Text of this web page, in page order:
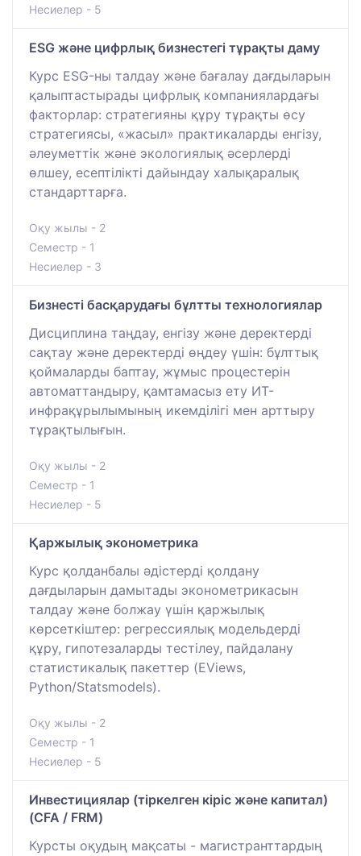
Несиелер - 5
ESG және цифрлық бизнестегі тұрақты даму
Курс ESG-ны талдау және бағалау дағдыларын
қалыптастырады цифрлық компаниялардағы
факторлар: стратегияны құру тұрақты өсу
стратегиясы, «жасыл» практикаларды енгізу,
әлеуметтік және экологиялық әсерлерді
өлшеу, есептілікті дайындау халықаралық
стандарттарға.
Оқу жылы - 2
Семестр - 1
Несиелер - 3
Бизнесті басқарудағы бұлтты технологиялар
Дисциплина таңдау, енгізу және деректерді
сақтау және деректерді өңдеу үшін: бұлттық
қоймаларды баптау, жұмыс процестерін
автоматтандыру, қамтамасыз ету ИТ-
инфрақұрылымының икемділігі мен арттыру
тұрақтылығын.
Оқу жылы - 2
Семестр - 1
Несиелер - 5
Қаржылық эконометрика
Курс қолданбалы әдістерді қолдану
дағдыларын дамытады эконометрикасын
талдау және болжау үшін қаржылық
көрсеткіштер: регрессиялық модельдерді
құру, гипотезаларды тестілеу, пайдалану
статистикалық пакеттер (EViews,
Python/Statsmodels).
Оқу жылы - 2
Семестр - 1
Несиелер - 5
Инвестициялар (тіркелген кіріс және капитал)
(CFA / FRM)
Курсты оқудың мақсаты - магистранттардың